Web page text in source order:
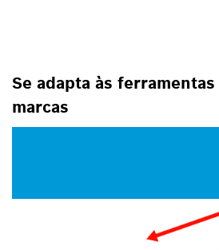
Se adapta às
marcas